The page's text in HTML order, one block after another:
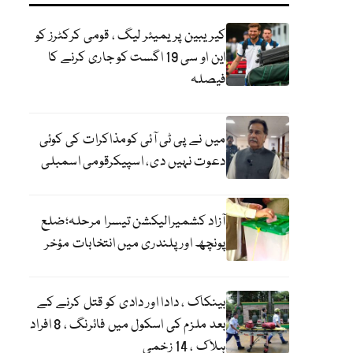
کیریبین پریمیئر لیگ ، قومی کرکٹرز کو
این او سی 19 اگست کو جاری کرنے کا
فیصلہ
میں نے پی ٹی آئی کومذاکرات کی کوئی
دعوت نہیں دی، اسپیکرقومی اسمبلی
آزاد کشمیرالیکشن تیسرا مرحلہ؛ضلع
پونچھ اور پلندری میں انتخابات مؤخر
بینکاک ، دادا اور دادی کو قتل کرنے کے
بعد ملزم کی اسکول میں فائرنگ ، 8 افراد
ہلاک ، 14 زخمی